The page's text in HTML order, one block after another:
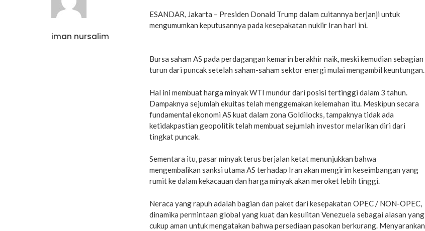
iman nursalim
ESANDAR, Jakarta – Presiden Donald Trump dalam cuitannya berjanji untuk
mengumumkan keputusannya pada kesepakatan nuklir Iran hari ini.
Bursa saham AS pada perdagangan kemarin berakhir naik, meski kemudian sebagian
turun dari puncak setelah saham-saham sektor energi mulai mengambil keuntungan.
Hal ini membuat harga minyak WTI mundur dari posisi tertinggi dalam 3 tahun.
Dampaknya sejumlah ekuitas telah menggemakan kelemahan itu. Meskipun secara
fundamental ekonomi AS kuat dalam zona Goldilocks, tampaknya tidak ada
ketidakpastian geopolitik telah membuat sejumlah investor melarikan diri dari
tingkat puncak.
Sementara itu, pasar minyak terus berjalan ketat menunjukkan bahwa
mengembalikan sanksi utama AS terhadap Iran akan mengirim keseimbangan yang
rumit ke dalam kekacauan dan harga minyak akan meroket lebih tinggi.
Neraca yang rapuh adalah bagian dan paket dari kesepakatan OPEC / NON-OPEC,
dinamika permintaan global yang kuat dan kesulitan Venezuela sebagai alasan yang
cukup aman untuk mengatakan bahwa persediaan pasokan berkurang. Menyarankan